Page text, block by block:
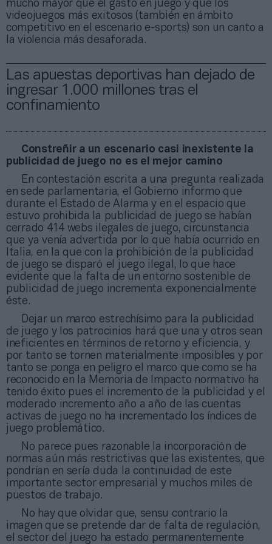
mucho mayor que el gasto en juego y que los
videojuegos más exitosos (también en ámbito
competitivo en el escenario e-sports) son un canto a
la violencia más desaforada.
Las apuestas deportivas han dejado de
ingresar 1.000 millones tras el
confinamiento
Constreñir a un escenario casi inexistente la
publicidad de juego no es el mejor camino
En contestación escrita a una pregunta realizada
en sede parlamentaria, el Gobierno informo que
durante el Estado de Alarma y en el espacio que
estuvo prohibida la publicidad de juego se habían
cerrado 414 webs ilegales de juego, circunstancia
que ya venía advertida por lo que había ocurrido en
Italia, en la que con la prohibición de la publicidad
de juego se disparó el juego ilegal, lo que hace
evidente que la falta de un entorno sostenible de
publicidad de juego incrementa exponencialmente
éste.
Dejar un marco estrechísimo para la publicidad
de juego y los patrocinios hará que una y otros sean
ineficientes en términos de retorno y eficiencia, y
por tanto se tornen materialmente imposibles y por
tanto se ponga en peligro el marco que como se ha
reconocido en la Memoria de Impacto normativo ha
tenido éxito pues el incremento de la publicidad y el
moderado incremento año a año de las cuentas
activas de juego no ha incrementado los índices de
juego problemático.
No parece pues razonable la incorporación de
normas aún más restrictivas que las existentes, que
pondrían en sería duda la continuidad de este
importante sector empresarial y muchos miles de
puestos de trabajo.
No hay que olvidar que, sensu contrario la
imagen que se pretende dar de falta de regulación,
el sector del juego ha estado permanentemente